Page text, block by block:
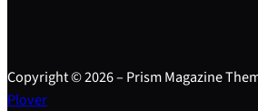
Copyright © 2026 – Prism Magazine
Plover